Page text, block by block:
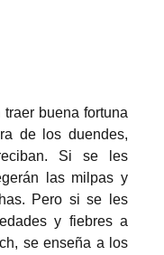
buena fortuna
de los duendes,
Si se les
las milpas y
Pero si se les
y fiebres a
se enseña a los